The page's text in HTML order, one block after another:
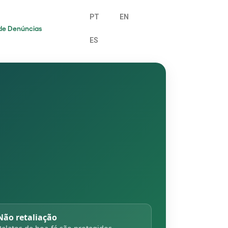
Denúncias
PT EN
ES
retaliação